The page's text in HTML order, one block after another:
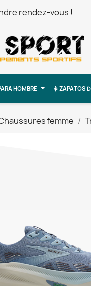
rendez-vous !
HOMBRE ZAPATOS
femme